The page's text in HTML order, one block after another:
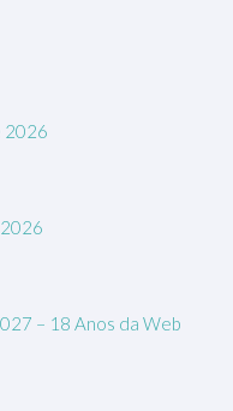
2026
– 18 Anos da Web